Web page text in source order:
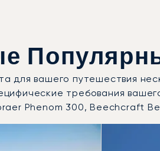
для вашего путешествия
требования
Phenom 300, Beechcraft
: 3 наиболее востребованные
(узлы)
Дальность (км)